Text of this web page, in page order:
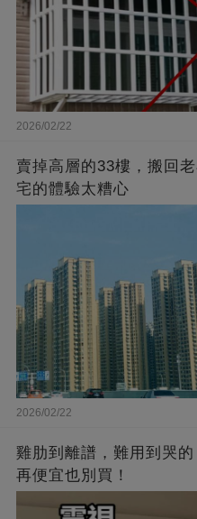
2026/02/22
賣掉高層的33樓，搬回
宅的體驗太糟心
2026/02/22
雞肋到離譜，難用到哭
再便宜也別買！